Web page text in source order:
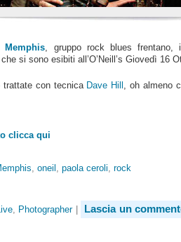
Memphis , gruppo rock blues frentano,
che si sono esibiti all’O’Neill’s Giovedì 16
con tecnica Dave Hill , oh almeno
clicca qui
, oneil , paola ceroli, rock
, Photographer| Lascia un